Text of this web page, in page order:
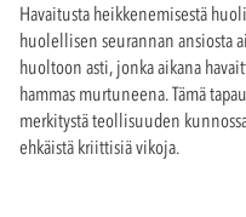
Havaitusta heikkenemisestä
huolellisen seurannan ansiosta
huoltoon asti, jonka aikana
hammas murtuneena. Tämä
merkitystä teollisuuden
ehkäistä kriittisiä vikoja.